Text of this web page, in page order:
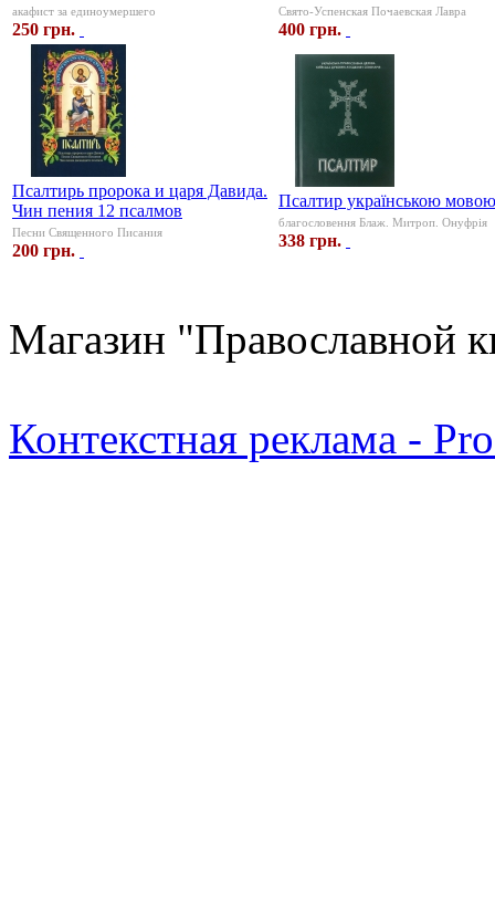
акафист за единоумершего
250 грн.
Свято-Успенская Почаевская Лавра
400 грн.
Псалтирь пророка и царя Давида.
Чин пения 12 псалмов
Песни Священного Писания
200 грн.
Псалтир українською мовою
благословення Блаж. Митроп. Онуфрія
338 грн.
Магазин "Православной
Контекстная реклама -